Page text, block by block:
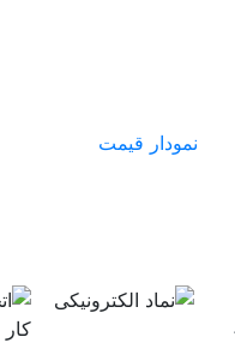
نمودار قیمت